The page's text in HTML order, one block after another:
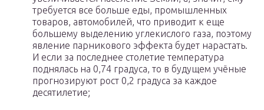
требуется все больше еды, промышленных
товаров, автомобилей, что приводит к еще
большему выделению углекислого газа, поэтому
явление парникового эффекта будет нарастать.
И если за последнее столетие температура
поднялась на 0,74 градуса, то в будущем учёные
прогнозируют рост 0,2 градуса за каждое
десятилетие;